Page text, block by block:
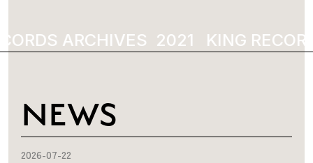
ARCHIVES KING
NEWS
2026-07-22